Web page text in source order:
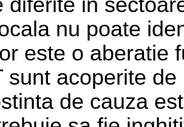
nu poate
este o aberatie
sunt acoperite
de cauza